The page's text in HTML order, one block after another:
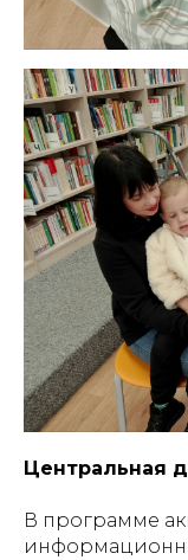
Центральная
В программе